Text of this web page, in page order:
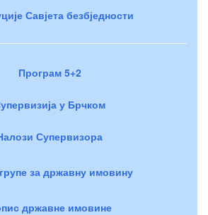
Савјета безбједности
Програм 5+2
у Брчком
Супервизора
за државну имовину
државне имовине